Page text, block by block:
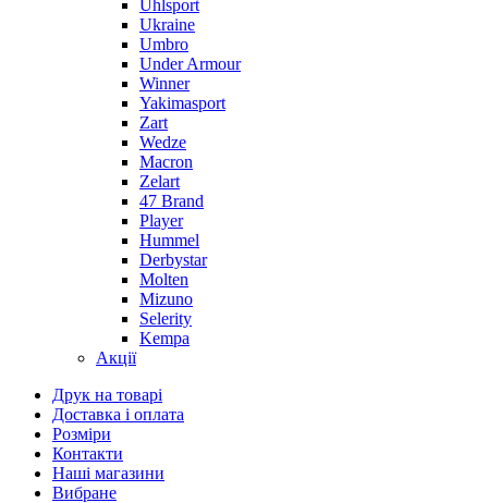
Uhlsport
Ukraine
Umbro
Under Armour
Winner
Yakimasport
Zart
Wedze
Macron
Zelart
47 Brand
Player
Hummel
Derbystar
Molten
Mizuno
Selerity
Kempa
Акції
Друк на товарі
Доставка і оплата
Розміри
Контакти
Наші магазини
Вибране